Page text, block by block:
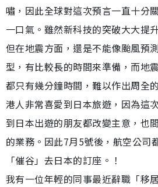
嘯，因此全球對這次預言一直十分
一口氣。雖然新科技的突破大大提
但在地震方面，還是不能像颱風預
型，有比較長的時間來準備，而地
都只有幾分鐘時間，難以作出周全
港人非常喜愛到日本旅遊，因為這
到日本出遊的朋友都改變主意，也
的業務。因此7月5號後，航空公司
「催谷」去日本的訂座。！
我有一位年輕的同事最近辭職「移